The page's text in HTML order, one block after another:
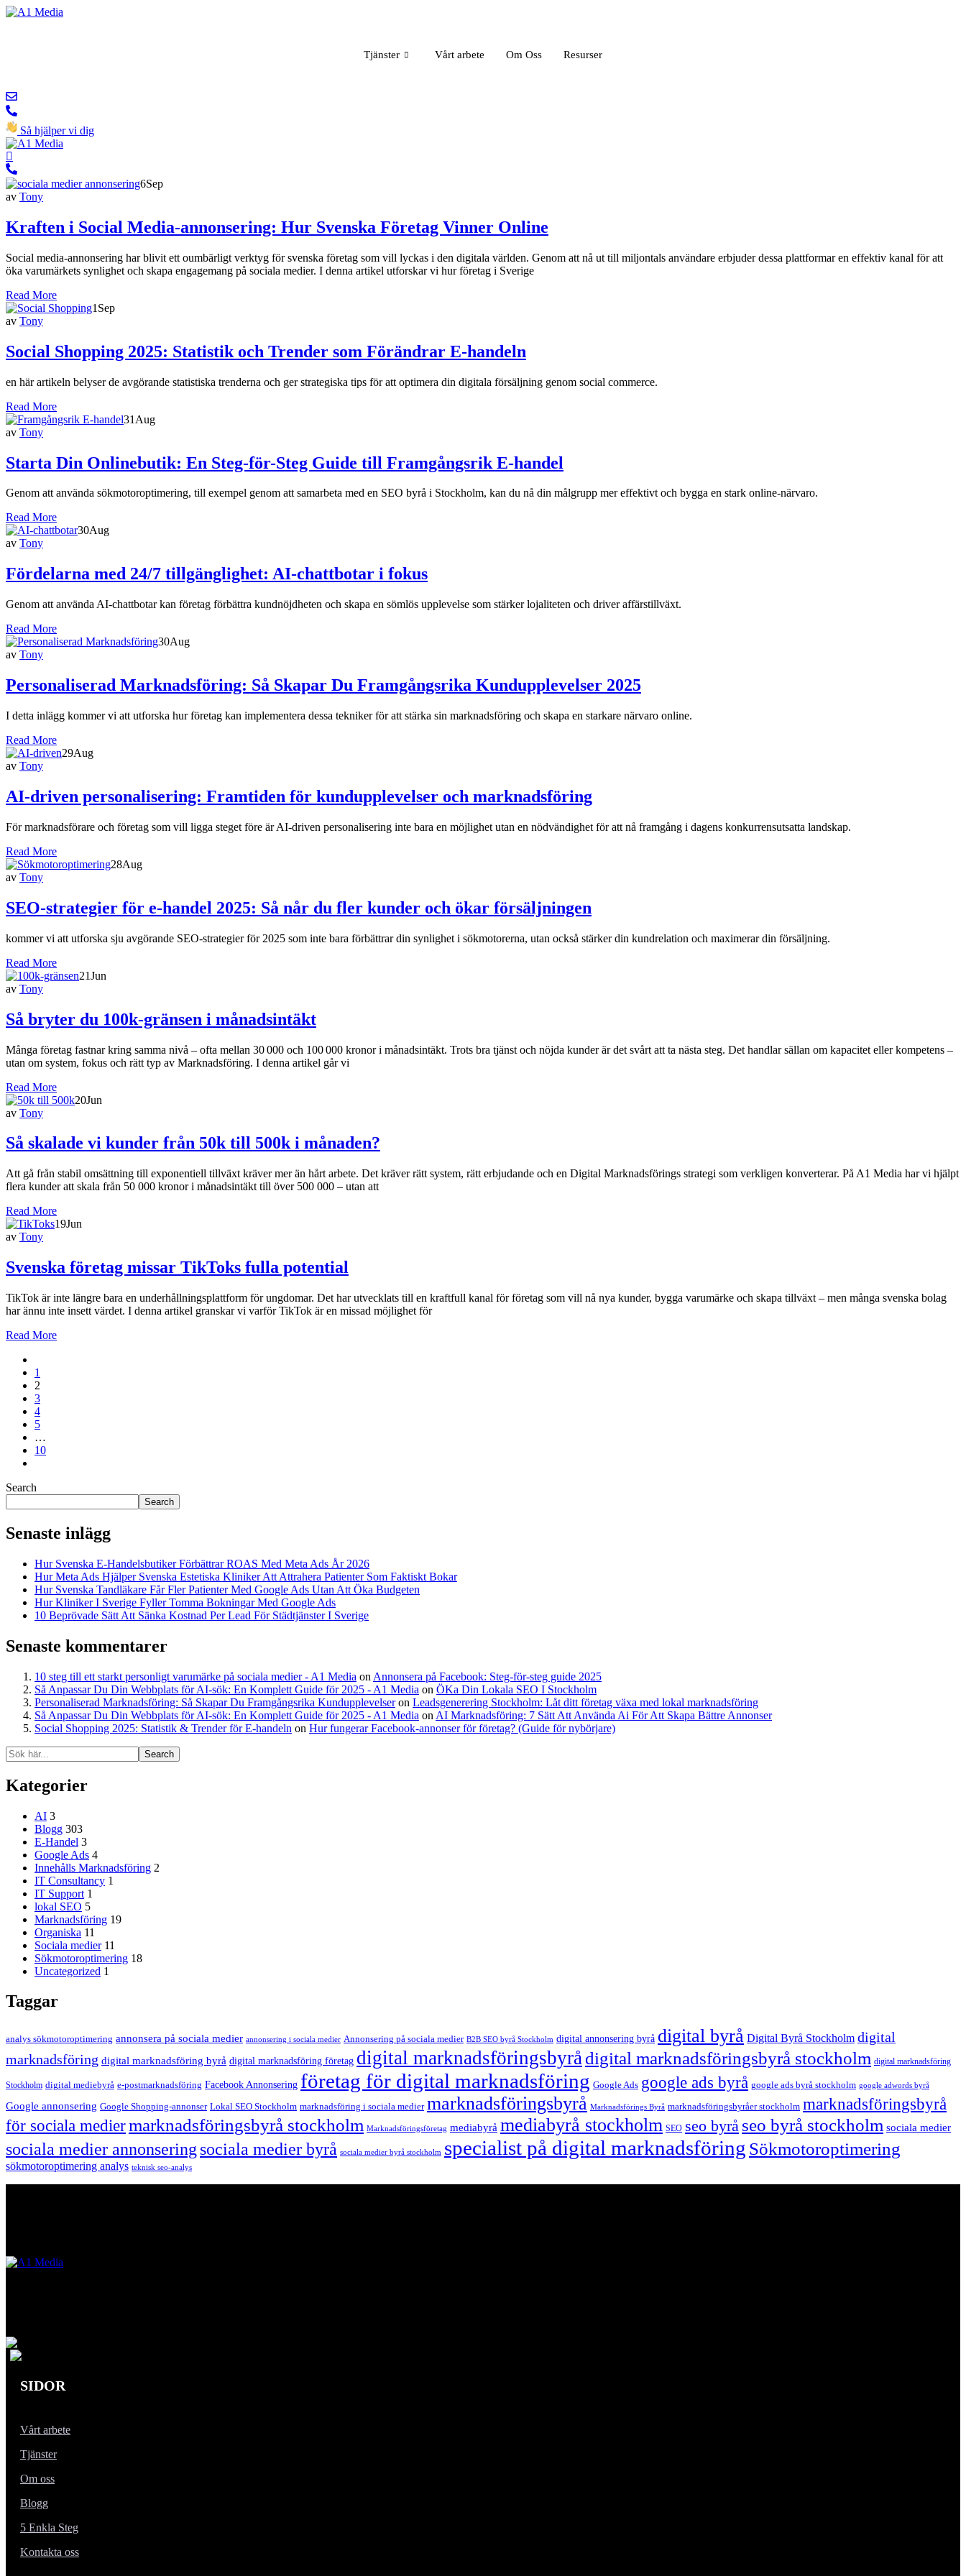
Tjänster Vårt arbete Om Oss Resurser
Så hjälper vi dig
6Sep
av Tony
Kraften i Social Media-annonsering: Hur Svenska Företag Vinner Online
Social media-annonsering har blivit ett oumbärligt verktyg för svenska företag som vill lyckas i den digitala världen. Genom att nå ut till miljontals användare erbjuder dessa plattformar en effektiv kanal för att
öka varumärkets synlighet och skapa engagemang på sociala medier. I denna artikel utforskar vi hur företag i Sverige
Read More
1 Sep
av Tony
Social Shopping 2025: Statistik och Trender som Förändrar E-handeln
en här artikeln belyser de avgörande statistiska trenderna och ger strategiska tips för att optimera din digitala försäljning genom social commerce.
Read More
31 Aug
av Tony
Starta Din Onlinebutik: En Steg-för-Steg Guide till Framgångsrik E-handel
Genom att använda sökmotoroptimering, till exempel genom att samarbeta med en SEO byrå i Stockholm, kan du nå din målgrupp mer effektivt och bygga en stark online-närvaro.
Read More
30Aug
av Tony
Fördelarna med 24/7 tillgänglighet: AI-chattbotar i fokus
Genom att använda AI-chattbotar kan företag förbättra kundnöjdheten och skapa en sömlös upplevelse som stärker lojaliteten och driver affärstillväxt.
Read More
30Aug
av Tony
Personaliserad Marknadsföring: Så Skapar Du Framgångsrika Kundupplevelser 2025
I detta inlägg kommer vi att utforska hur företag kan implementera dessa tekniker för att stärka sin marknadsföring och skapa en starkare närvaro online.
Read More
29Aug
av Tony
AI-driven personalisering: Framtiden för kundupplevelser och marknadsföring
För marknadsförare och företag som vill ligga steget före är AI-driven personalisering inte bara en möjlighet utan en nödvändighet för att nå framgång i dagens konkurrensutsatta landskap.
Read More
28Aug
av Tony
SEO-strategier för e-handel 2025: Så når du fler kunder och ökar försäljningen
kommer vi att utforska sju avgörande SEO-strategier för 2025 som inte bara förbättrar din synlighet i sökmotorerna, utan också stärker din kundrelation och maximerar din försäljning.
Read More
21Jun
av Tony
Så bryter du 100k-gränsen i månadsintäkt
Många företag fastnar kring samma nivå – ofta mellan 30 000 och 100 000 kronor i månadsintäkt. Trots bra tjänst och nöjda kunder är det svårt att ta nästa steg. Det handlar sällan om kapacitet eller kompetens –
utan om system, fokus och rätt typ av Marknadsföring. I denna artikel går vi
Read More
20Jun
av Tony
Så skalade vi kunder från 50k till 500k i månaden?
Att gå från stabil omsättning till exponentiell tillväxt kräver mer än hårt arbete. Det kräver rätt system, rätt erbjudande och en Digital Marknadsförings strategi som verkligen konverterar. På A1 Media har vi hjälpt
flera kunder att skala från 50 000 kronor i månadsintäkt till över 500 000 – utan att
Read More
19Jun
av Tony
Svenska företag missar TikToks fulla potential
TikTok är inte längre bara en underhållningsplattform för ungdomar. Det har utvecklats till en kraftfull kanal för företag som vill nå nya kunder, bygga varumärke och skapa tillväxt – men många svenska bolag
har ännu inte insett värdet. I denna artikel granskar vi varför TikTok är en missad möjlighet för
Read More
1
2
3
4
5
…
10
Search
Search
Senaste inlägg
Hur Svenska E-Handelsbutiker Förbättrar ROAS Med Meta Ads År 2026
Hur Meta Ads Hjälper Svenska Estetiska Kliniker Att Attrahera Patienter Som Faktiskt Bokar
Hur Svenska Tandläkare Får Fler Patienter Med Google Ads Utan Att Öka Budgeten
Hur Kliniker I Sverige Fyller Tomma Bokningar Med Google Ads
10 Beprövade Sätt Att Sänka Kostnad Per Lead För Städtjänster I Sverige
Senaste kommentarer
10 steg till ett starkt personligt varumärke på sociala medier - A1 Media on Annonsera på Facebook: Steg-för-steg guide 2025
Så Anpassar Du Din Webbplats för AI-sök: En Komplett Guide för 2025 - A1 Media on ÖKa Din Lokala SEO I Stockholm
Personaliserad Marknadsföring: Så Skapar Du Framgångsrika Kundupplevelseron Leadsgenerering Stockholm: Låt ditt företag växa med lokal marknadsföring
Så Anpassar Du Din Webbplats för AI-sök: En Komplett Guide för 2025 - A1 Media on AI Marknadsföring: 7 Sätt Att Använda Ai För Att Skapa Bättre Annonser
Social Shopping 2025: Statistik & Trender för E-handeln on Hur fungerar Facebook-annonser för företag? (Guide för nybörjare)
Search
Kategorier
AI 3
Blogg 303
E-Handel 3
Google Ads 4
Innehålls Marknadsföring 2
IT Consultancy 1
IT Support 1
lokal SEO 5
Marknadsföring 19
Organiska 11
Sociala medier 11
Sökmotoroptimering 18
Uncategorized 1
Taggar
analys sökmotoroptimering annonsera på sociala medier annonsering i sociala medier Annonsering på sociala medier B2B SEO byrå Stockholm digital annonsering byrå digital byrå Digital Byrå Stockholm digital
marknadsföring digital marknadsföring byrå digital marknadsföring företag digital marknadsföringsbyrådigital marknadsföringsbyrå stockholm digital marknadsföring
Stockholm digital mediebyrå e-postmarknadsföring Facebook Annonsering företag för digital marknadsföring Google Ads google ads byrå google ads byrå stockholm google adwords byrå
Google annonsering Google Shopping-annonser Lokal SEO Stockholm marknadsföring i sociala medier marknadsföringsbyrå Marknadsförings Byrå marknadsföringsbyråer stockholm marknadsföringsbyrå
för sociala mediermarknadsföringsbyrå stockholm Marknadsföringsföretag mediabyrå mediabyrå stockholm SEO seo byrå seo byrå stockholm sociala medier
sociala medier annonseringsociala medier byrå sociala medier byrå stockholm specialist på digital marknadsföring Sökmotoroptimering
sökmotoroptimering analys teknisk seo-analys
SIDOR
Vårt arbete
Tjänster
Om oss
Blogg
5 Enkla Steg
Kontakta oss